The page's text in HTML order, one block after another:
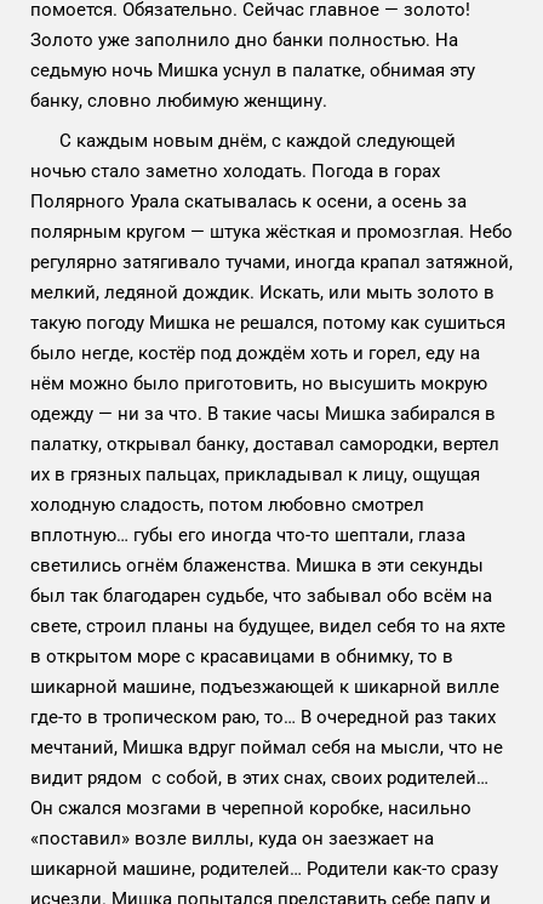
помоется. Обязательно. Сейчас главное — золото!
Золото уже заполнило дно банки полностью. На
седьмую ночь Мишка уснул в палатке, обнимая эту
банку, словно любимую женщину.
С каждым новым днём, с каждой следующей
ночью стало заметно холодать. Погода в горах
Полярного Урала скатывалась к осени, а осень за
полярным кругом — штука жёсткая и промозглая. Небо
регулярно затягивало тучами, иногда крапал затяжной,
мелкий, ледяной дождик. Искать, или мыть золото в
такую погоду Мишка не решался, потому как сушиться
было негде, костёр под дождём хоть и горел, еду на
нём можно было приготовить, но высушить мокрую
одежду — ни за что. В такие часы Мишка забирался в
палатку, открывал банку, доставал самородки, вертел
их в грязных пальцах, прикладывал к лицу, ощущая
холодную сладость, потом любовно смотрел
вплотную… губы его иногда что-то шептали, глаза
светились огнём блаженства. Мишка в эти секунды
был так благодарен судьбе, что забывал обо всём на
свете, строил планы на будущее, видел себя то на яхте
в открытом море с красавицами в обнимку, то в
шикарной машине, подъезжающей к шикарной вилле
где-то в тропическом раю, то… В очередной раз таких
мечтаний, Мишка вдруг поймал себя на мысли, что не
видит рядом с собой, в этих снах, своих родителей…
Он сжался мозгами в черепной коробке, насильно
«поставил» возле виллы, куда он заезжает на
шикарной машине, родителей… Родители как-то сразу
исчезли. Мишка попытался представить себе папу и